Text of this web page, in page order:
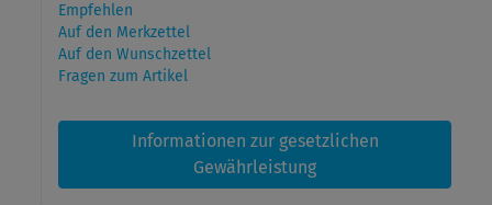
Empfehlen
Auf den Merkzettel
Auf den Wunschzettel
Fragen zum Artikel
Informationen zur gesetzlichen
Gewährleistung